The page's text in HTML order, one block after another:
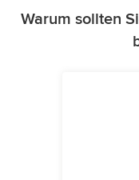
Warum sollten